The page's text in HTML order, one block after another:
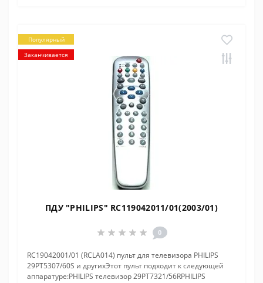
Популярный
Заканчивается
ПДУ "PHILIPS" RC119042011/01(2003/01)
0
RC19042001/01 (RCLA014) пульт для телевизора PHILIPS
29PT5307/60S и другихЭтот пульт подходит к следующей
аппаратуре:PHILIPS телевизор 29PT7321/56RPHILIPS